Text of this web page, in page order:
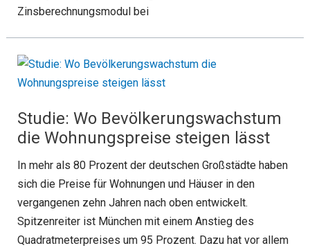
Zinsberechnungsmodul bei
Studie: Wo Bevölkerungswachstum
die Wohnungspreise steigen lässt
In mehr als 80 Prozent der deutschen Großstädte haben
sich die Preise für Wohnungen und Häuser in den
vergangenen zehn Jahren nach oben entwickelt.
Spitzenreiter ist München mit einem Anstieg des
Quadratmeterpreises um 95 Prozent. Dazu hat vor allem